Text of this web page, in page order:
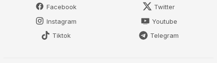
Facebook
Twitter
Instagram
Youtube
Tiktok
Telegram